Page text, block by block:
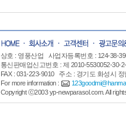
상호 : 영풍산업 사업자등록번호 : 124-38-
통신판매업신고번호 : 제 2010-5530052-30-
FAX : 031-223-9010 주소 : 경기도 화성시
For more information :
Copyrightⓒ2003 yp-newparasol.com. All